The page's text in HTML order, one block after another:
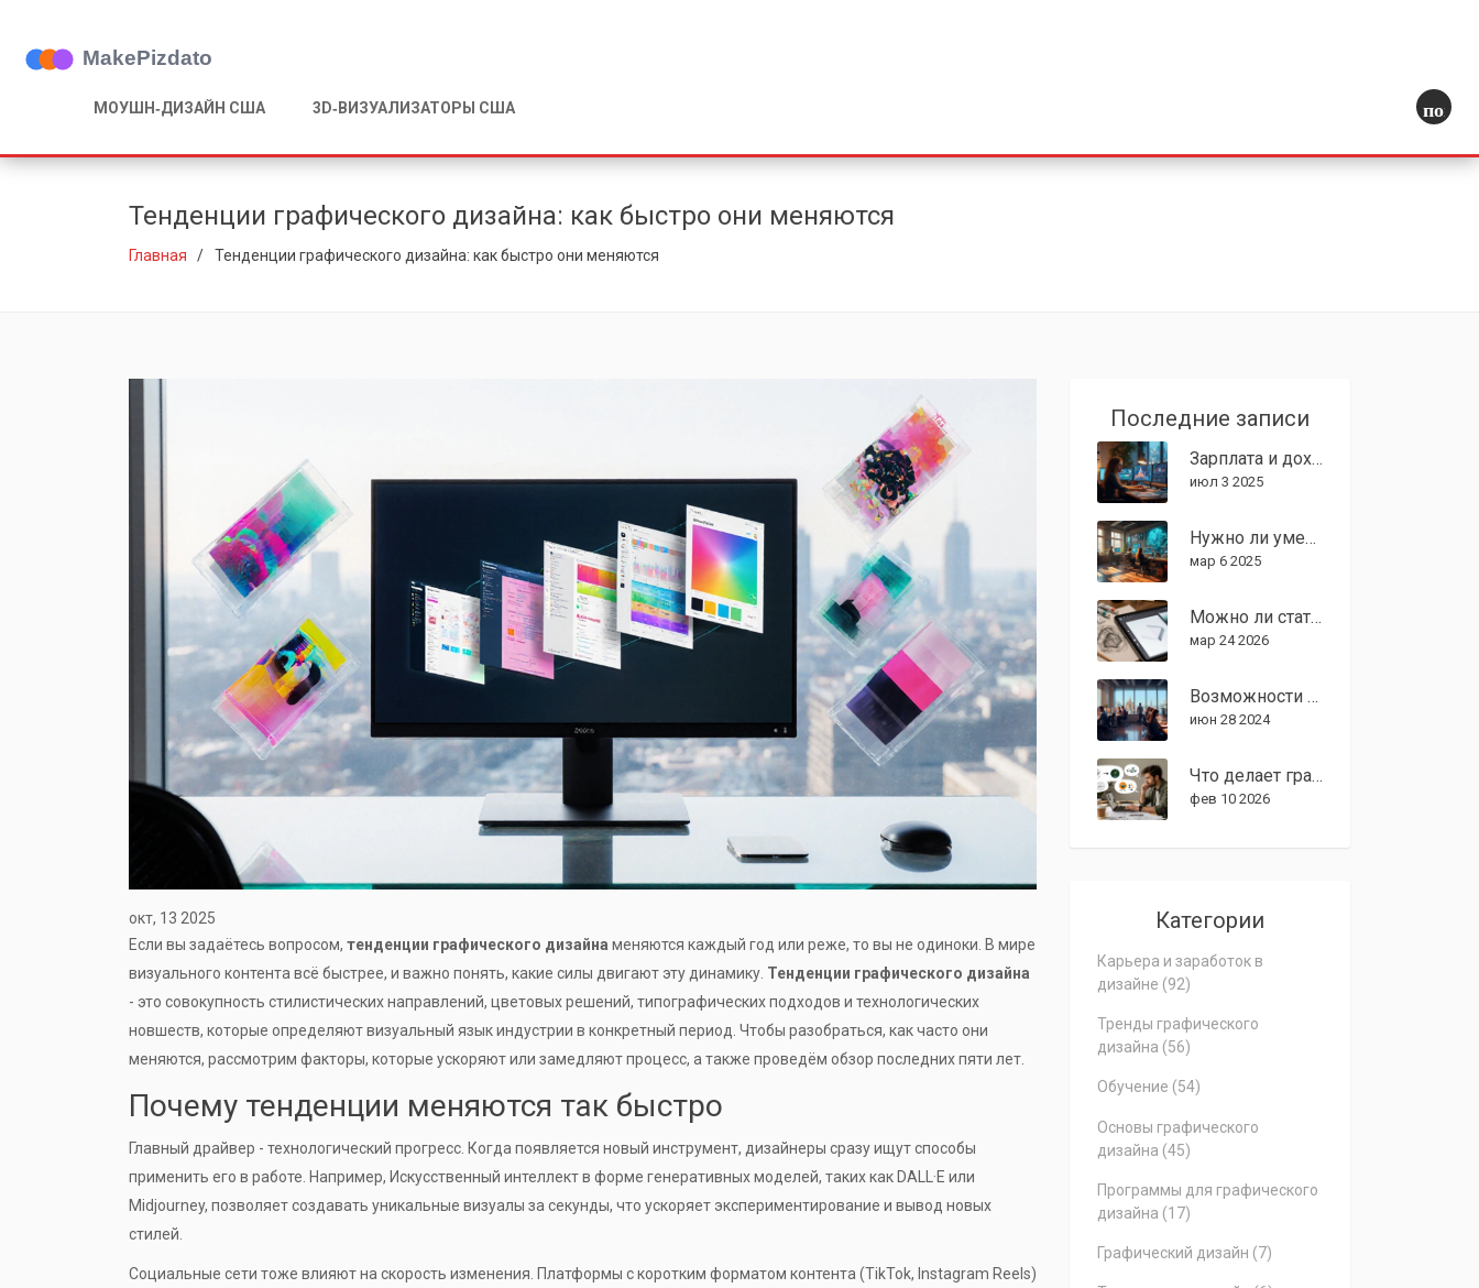
МОУШН‑ДИЗАЙН США 3D‑ВИЗУАЛИЗАТОРЫ США поиск
Тенденции графического дизайна: как быстро они меняются
Главная Тенденции графического дизайна: как быстро они меняются
окт, 13 2025
Если вы задаётесь вопросом, тенденции графического дизайна меняются каждый год или реже, то вы не одиноки. В мире
визуального контента всё быстрее, и важно понять, какие силы двигают эту динамику. Тенденции графического дизайна
- это совокупность стилистических направлений, цветовых решений, типографических подходов и технологических
новшеств, которые определяют визуальный язык индустрии в конкретный период. Чтобы разобраться, как часто они
меняются, рассмотрим факторы, которые ускоряют или замедляют процесс, а также проведём обзор последних пяти лет.
Почему тенденции меняются так быстро
Главный драйвер - технологический прогресс. Когда появляется новый инструмент, дизайнеры сразу ищут способы
применить его в работе. Например, Искусственный интеллектв форме генеративных моделей, таких как DALL·E или
Midjourney, позволяет создавать уникальные визуалы за секунды, что ускоряет экспериментирование и вывод новых
стилей.
Социальные сети тоже влияют на скорость изменения. Платформы с коротким форматом контента (TikTok, Instagram Reels)
Последние записи
Зарплата и доходы графического дизайнера: сколько реально зарабатывают в 2025
июл 3 2025
Нужно ли уметь рисовать для графического дизайна?
мар 6 2025
Можно ли стать графическим дизайнером без умения рисовать: реальность 2026 года
мар 24 2026
Возможности заработка для графических дизайнеров
июн 28 2024
Что делает графический дизайнер: реальные задачи и ежедневная работа
фев 10 2026
Категории
Карьера и заработок в
дизайне (92)
Тренды графического
дизайна (56)
Обучение (54)
Основы графического
дизайна (45)
Программы для графического
дизайна (17)
Графический дизайн (7)